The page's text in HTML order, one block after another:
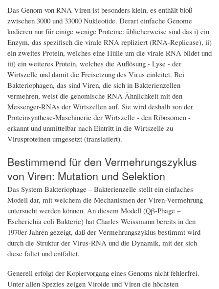
Das Genom von RNA-Viren ist besonders klein, es enthält bloß
zwischen 3000 und 33000 Nukleotide. Derart einfache Genome
kodieren nur für einige wenige Proteine: üblicherweise sind das i) ein
Enzym, das spezifisch die virale RNA repliziert (RNA-Replicase), ii)
ein zweites Protein, welches eine Hülle um die virale RNA bildet und
iii) ein weiteres Protein, welches die Auflösung - Lyse - der
Wirtszelle und damit die Freisetzung des Virus einleitet. Bei
Bakteriophagen, das sind Viren, die sich in Bakterienzellen
vermehren, weist die genomische RNA Ähnlichkeit mit den
Messenger-RNAs der Wirtszellen auf. Sie wird deshalb von der
Proteinsynthese-Maschinerie der Wirtszelle - den Ribosomen -
erkannt und unmittelbar nach Eintritt in die Wirtszelle zu
Virusproteinen umgesetzt (translatiert).
Bestimmend für den Vermehrungszyklus
von Viren: Mutation und Selektion
Das System Bakteriophage – Bakterienzelle stellt ein einfaches
Modell dar, mit welchem die Mechanismen der Viren-Vermehrung
untersucht werden können. An diesem Modell (Qβ-Phage –
Escherichia coli Bakterie) hat Charles Weissmann bereits in den
1970er-Jahren gezeigt, daß der Vermehrungszyklus bestimmt wird
durch die Struktur der Virus-RNA und die Dynamik, mit der sich
diese faltet und entfaltet.
Generell erfolgt der Kopiervorgang eines Genoms nicht fehlerfrei.
Unter allen Spezies zeigen Viroide und Viren die höchsten